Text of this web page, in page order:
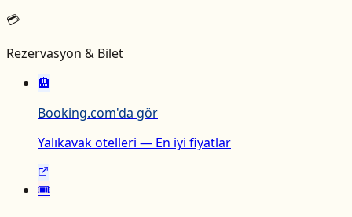
💳
Rezervasyon & Bilet
🏨
Booking.com'da gör
Yalıkavak otelleri — En iyi fiyatlar
🎟️